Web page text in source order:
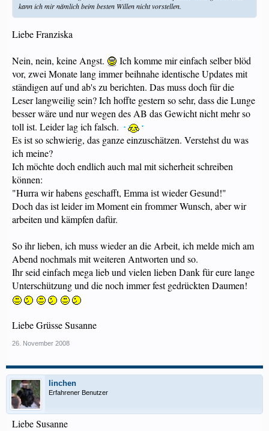
kann ich mir nämlich beim besten Willen nicht vorstellen.
Liebe Franziska
Nein, nein, keine Angst.
Ich komme mir einfach selber blöd
vor, zwei Monate lang immer beihnahe identische Updates mit
ständigen auf und ab's zu berichten. Das muss doch für die
Leser langweilig sein? Ich hoffte gestern so sehr, dass die Lunge
besser wäre und nur wegen des AB das Gewicht nicht mehr so
toll ist. Leider lag ich falsch.
Es ist so schwierig, das ganze einzuschätzen. Verstehst du was
ich meine?
Ich möchte doch endlich auch mal mit sicherheit schreiben
können:
"Hurra wir habens geschafft, Emma ist wieder Gesund!"
Doch das ist leider im Moment ein frommer Wunsch, aber wir
arbeiten und kämpfen dafür.
So ihr lieben, ich muss wieder an die Arbeit, ich melde mich am
Abend nochmals mit weiteren Antworten und so.
Ihr seid einfach mega lieb und vielen lieben Dank für eure lange
Unterschützung und die noch immer fest gedrückten Daumen!
Liebe Grüsse Susanne
26. November 2008
linchen
Erfahrener Benutzer
Liebe Susanne